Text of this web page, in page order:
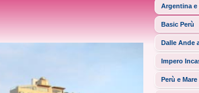
Argentina e
Basic Perù
Dalle Ande
Impero
Perù e